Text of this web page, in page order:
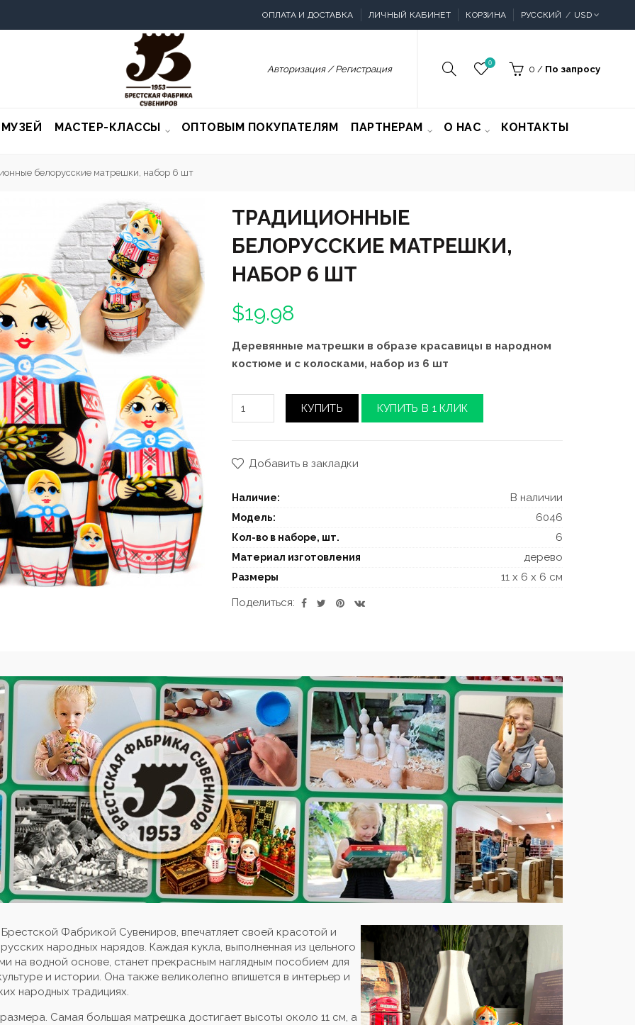
ОПЛАТА И ДОСТАВКА ЛИЧНЫЙ КАБИНЕТ КОРЗИНА РУССКИЙ USD
Авторизация / Регистрация
0
0 / По запросу
МАСТЕР-КЛАССЫ ОПТОВЫМ ПОКУПАТЕЛЯМ ПАРТНЕРАМ О НАС КОНТАКТЫ
белорусские матрешки, набор 6 шт
ТРАДИЦИОННЫЕ
БЕЛОРУССКИЕ МАТРЕШКИ,
НАБОР 6 ШТ
$19.98
Деревянные матрешки в образе красавицы в народном
костюме и с колосками, набор из 6 шт
КУПИТЬ КУПИТЬ В 1 КЛИК
Добавить в закладки
Наличие: В наличии
Модель: 6046
Кол-во в наборе, шт. 6
Материал изготовления дерево
Размеры
11 x 6 x 6 см
Поделиться:
Фабрикой Сувениров, впечатляет своей красотой и
народных нарядов. Каждая кукла, выполненная из цельного
на водной основе, станет прекрасным наглядным пособием для
и истории. Она также великолепно впишется в интерьер и
народных традициях.
Самая большая матрешка достигает высоты около 11 см, а